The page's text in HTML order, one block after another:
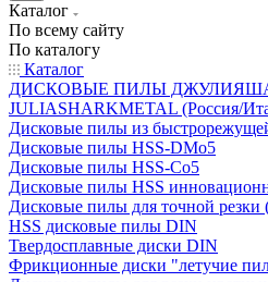
Каталог
По всему сайту
По каталогу
Каталог
ДИСКОВЫЕ ПИЛЫ
JULIASHARKMETAL (Россия/
Дисковые пилы из
Дисковые пилы HSS-DMo5
Дисковые пилы HSS-Co5
Дисковые пилы HSS
Дисковые пилы для точной резки
HSS дисковые пилы DIN
Твердосплавные диски DIN
Фрикционные диски "летучие